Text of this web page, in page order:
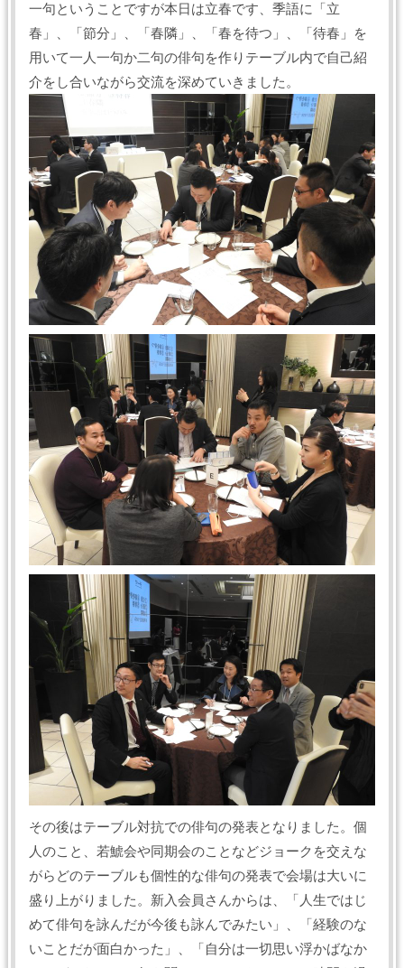
一句ということですが本日は立春です、季語に「立
春」、「節分」、「春隣」、「春を待つ」、「待春」を
用いて一人一句か二句の俳句を作りテーブル内で自己紹
介をし合いながら交流を深めていきました。
その後はテーブル対抗での俳句の発表となりました。個
人のこと、若鯱会や同期会のことなどジョークを交えな
がらどのテーブルも個性的な俳句の発表で会場は大いに
盛り上がりました。新入会員さんからは、「人生ではじ
めて俳句を詠んだが今後も詠んでみたい」、「経験のな
いことだが面白かった」、「自分は一切思い浮かばなか